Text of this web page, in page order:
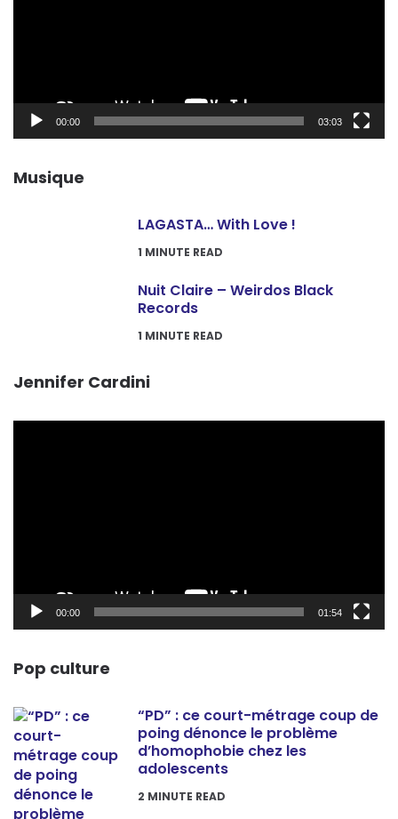
00:00 03:03
Musique
LAGASTA… With Love !
1 MINUTE READ
Nuit Claire – Weirdos Black
Records
1 MINUTE READ
Jennifer Cardini
00:00 01:54
Pop culture
“PD” : ce court-métrage coup de
poing dénonce le problème
d’homophobie chez les
adolescents
2 MINUTE READ